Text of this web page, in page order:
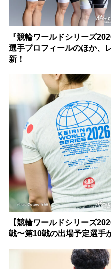
『競輪ワールドシリーズ
選手プロフィールのほか、
新！
【競輪ワールドシリーズ
戦〜第10戦の出場予定選手